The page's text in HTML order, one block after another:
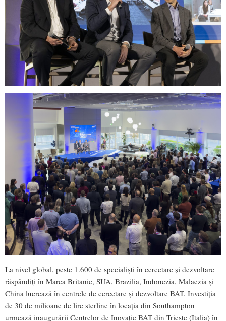
La nivel global, peste 1.600 de specialiști în cercetare și dezvoltare
răspândiți în Marea Britanie, SUA, Brazilia, Indonezia, Malaezia și
China lucrează în centrele de cercetare și dezvoltare BAT. Investiția
de 30 de milioane de lire sterline în locația din Southampton
urmează inaugurării Centrelor de Inovație BAT din Trieste (Italia) în